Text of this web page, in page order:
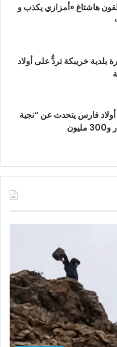
هاشتاغ «أمزازي يكذب و
خريبكة تردُّ على أولاد
فارس يتحدث عن “نجية